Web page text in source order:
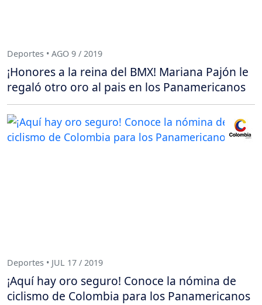
Deportes • AGO 9 / 2019
¡Honores a la reina del BMX! Mariana Pajón le
regaló otro oro al pais en los Panamericanos
Deportes • JUL 17 / 2019
¡Aquí hay oro seguro! Conoce la nómina de
ciclismo de Colombia para los Panamericanos